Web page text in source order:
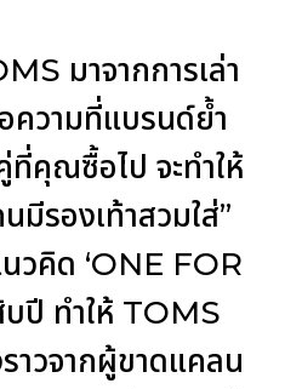
มาจากการเล่า
ความที่แบรนด์ย้ำ
ที่คุณซื้อไป จะทำให้
มีรองเท้าสวมใส่”
วคิด ‘ONE FOR
บปี ทำให้ TOMS
าวจากผู้ขาดแคลน